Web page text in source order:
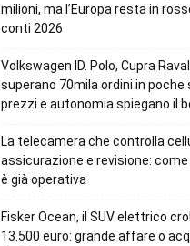
milioni, ma l’Europa resta in
conti 2026
Volkswagen ID. Polo, Cupra
superano 70mila ordini in
prezzi e autonomia spiegano il
La telecamera che controlla
assicurazione e revisione:
è già operativa
Fisker Ocean, il SUV elettrico
13.500 euro: grande affare o